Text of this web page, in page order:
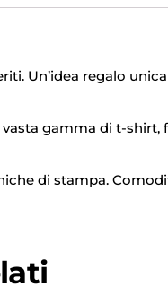
Un’idea regalo
gamma di t-shirt,
di stampa.